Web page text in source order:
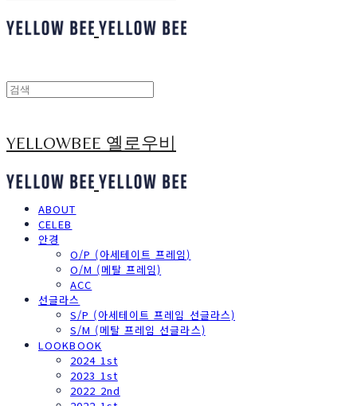
YELLOWBEE 옐로우비
ABOUT
CELEB
안경
O/P (아세테이트 프레임)
O/M (메탈 프레임)
ACC
선글라스
S/P (아세테이트 프레임 선글라스)
S/M (메탈 프레임 선글라스)
LOOKBOOK
2024 1st
2023 1st
2022 2nd